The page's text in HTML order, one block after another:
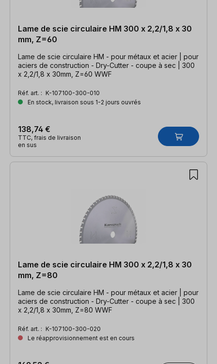
Lame de scie circulaire HM 300 x 2,2/1,8 x 30
mm, Z=60
Lame de scie circulaire HM - pour métaux et acier | pour
aciers de construction - Dry-Cutter - coupe à sec | 300
x 2,2/1,8 x 30mm, Z=60 WWF
Réf. art. : K-107100-300-010
En stock, livraison sous 1-2 jours ouvrés
138,74 €
TTC, frais de livraison
en sus
Lame de scie circulaire HM 300 x 2,2/1,8 x 30
mm, Z=80
Lame de scie circulaire HM - pour métaux et acier | pour
aciers de construction - Dry-Cutter - coupe à sec | 300
x 2,2/1,8 x 30mm, Z=80 WWF
Réf. art. : K-107100-300-020
Le réapprovisionnement est en cours